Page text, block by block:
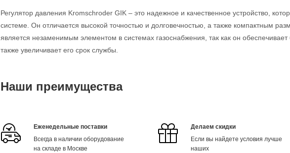
Регулятор давления Kromschroder GIK – это надежное и качественное устройство,
системе. Он отличается высокой точностью и долговечностью, а также компактным
является незаменимым элементом в системах газоснабжения, так как он
также увеличивает его срок службы.
Наши преимущества
Еженедельные поставки
Всегда в наличии оборудование
на складе в Москве
Делаем скидки
Если вы найдете условия лучше
наших